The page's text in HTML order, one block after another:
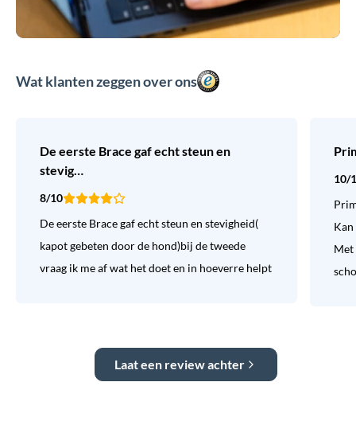
Wat klanten zeggen over ons
De eerste Brace gaf echt steun en
stevig…
8/10
De eerste Brace gaf echt steun en stevigheid(
kapot gebeten door de hond)bij de tweede
vraag ik me af wat het doet en in hoeverre helpt
10/
Met
Laat een review achter